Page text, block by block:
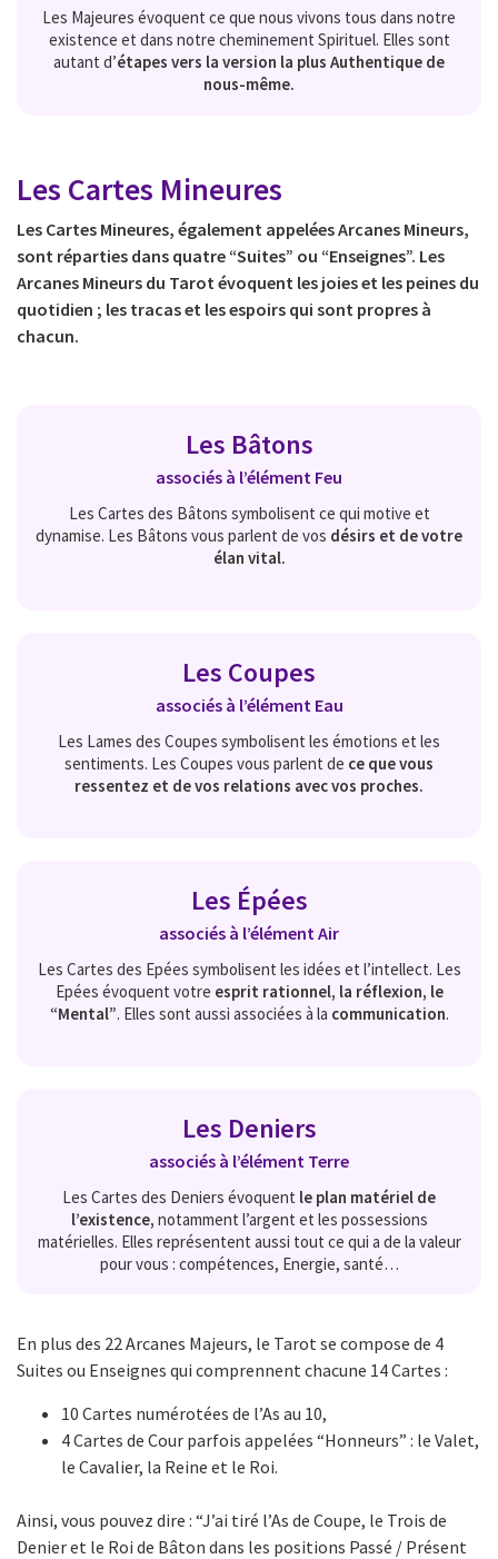
Les Majeures évoquent ce que nous vivons tous dans notre
existence et dans notre cheminement Spirituel. Elles sont
autant d’étapes vers la version la plus Authentique de
nous-même.
Les Cartes Mineures
Les Cartes Mineures, également appelées Arcanes Mineurs,
sont réparties dans quatre “Suites” ou “Enseignes”. Les
Arcanes Mineurs du Tarot évoquent les joies et les peines du
quotidien ; les tracas et les espoirs qui sont propres à
chacun.
Les Bâtons
associés à l’élément Feu
Les Cartes des Bâtons symbolisent ce qui motive et
dynamise. Les Bâtons vous parlent de vos désirs et de votre
élan vital.
Les Coupes
associés à l’élément Eau
Les Lames des Coupes symbolisent les émotions et les
sentiments. Les Coupes vous parlent de ce que vous
ressentez et de vos relations avec vos proches.
Les Épées
associés à l’élémentAir
Les Cartes des Epées symbolisent les idées et l’intellect. Les
Epées évoquent votre esprit rationnel, la réflexion, le
“Mental”. Elles sont aussi associées à la communication.
Les Deniers
associés à l’élément Terre
Les Cartes des Deniers évoquent le plan matériel de
l’existence, notamment l’argent et les possessions
matérielles. Elles représentent aussi tout ce qui a de la valeur
pour vous : compétences, Energie, santé…
En plus des 22 Arcanes Majeurs, le Tarot se compose de 4
Suites ou Enseignes qui comprennent chacune 14 Cartes :
10 Cartes numérotées de l’As au 10,
4 Cartes de Cour parfois appelées “Honneurs” : le Valet,
le Cavalier, la Reine et le Roi.
Ainsi, vous pouvez dire : “J’ai tiré l’As de Coupe, le Trois de
Denier et le Roi de Bâton dans les positions Passé / Présent